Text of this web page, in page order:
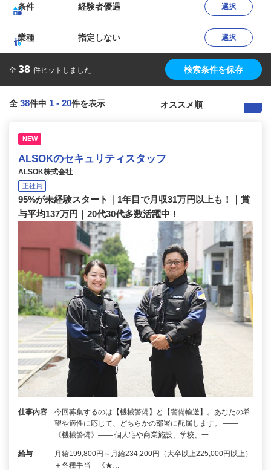
条件 経験者優遇 選択
業種 指定しない 選択
全 38 件ヒットしました 検索条件を保存
全 38件中 1 - 20件を表示
NEW
ALSOKのセキュリティスタッフ
ALSOK株式会社
正社員
95%が未経験スタート｜1年目で月収31万円以上も！｜賞
与平均137万円｜20代30代多数活躍中！
仕事内容
今回募集するのは【機械警備】と【警備輸送】。あなたの希
望や適性に応じて、どちらかの部署に配属します。 ――
《機械警備》―― 個人宅や商業施設、学校、一…
給与
月給199,800円～月給234,200円（大卒以上225,000円以上）
＋各種手当 《★…